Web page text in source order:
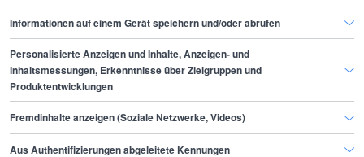
Finde den Job,
der zu dir passt.
Informationen auf einem Gerät speichern und/oder abrufen
Personalisierte Anzeigen und Inhalte, Anzeigen- und
Inhaltsmessungen, Erkenntnisse über Zielgruppen und
Produktentwicklungen
Fremdinhalte anzeigen (Soziale Netzwerke, Videos)
Aus Authentifizierungen abgeleitete Kennungen